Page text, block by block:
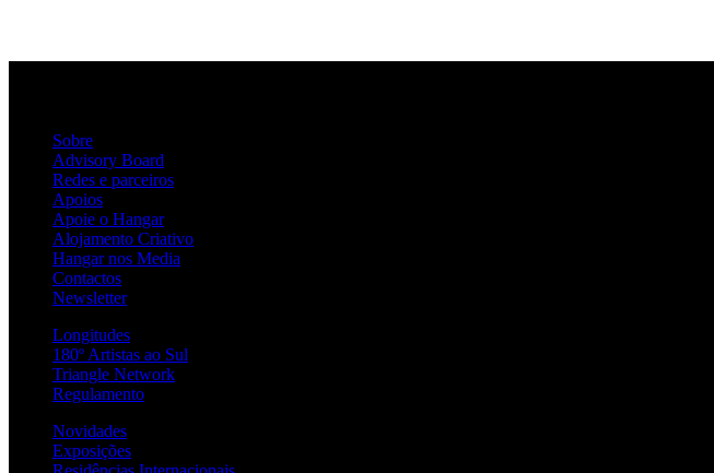
Sobre
Advisory Board
Redes e parceiros
Apoios
Apoie o Hangar
Alojamento Criativo
Hangar nos Media
Contactos
Newsletter
Longitudes
180º Artistas ao Sul
Triangle Network
Regulamento
Novidades
Exposições